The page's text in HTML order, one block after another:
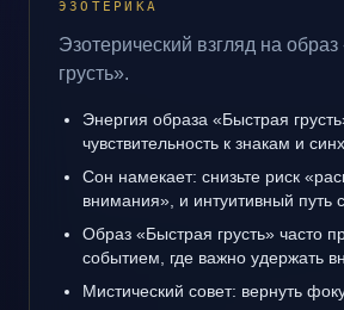
ЭЗОТЕРИКА
Эзотерический взгляд на
грусть».
Энергия образа «Быстрая
чувствительность к знакам и
Сон намекает: снизьте риск
внимания», и интуитивный путь
Образ «Быстрая грусть» часто
событием, где важно удержать
Мистический совет: вернуть